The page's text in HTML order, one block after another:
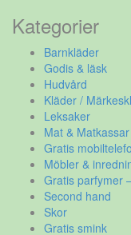
Kategorier
Barnkläder
Godis & läsk
Hudvård
Kläder /
Leksaker
Mat & Matkassar
Gratis
Möbler &
Gratis parfymer
Second hand
Skor
Gratis smink